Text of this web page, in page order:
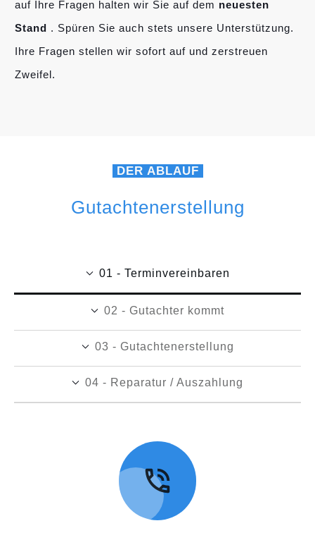
auf Ihre Fragen halten wir Sie auf dem neuesten
Stand . Spüren Sie auch stets unsere Unterstützung.
Ihre Fragen stellen wir sofort auf und zerstreuen
Zweifel.
DER ABLAUF
Gutachtenerstellung
01 - Terminvereinbaren
02 - Gutachter kommt
03 - Gutachtenerstellung
04 - Reparatur / Auszahlung